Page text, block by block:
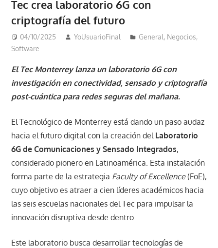
Tec crea laboratorio 6G con
criptografía del futuro
04/10/2025 YoUsuarioFinal General, Negocios,
Software
El Tec Monterrey lanza un laboratorio 6G con
investigación en conectividad, sensado y criptografía
post-cuántica para redes seguras del mañana.
El Tecnológico de Monterrey está dando un paso audaz
hacia el futuro digital con la creación del Laboratorio
6G de Comunicaciones y Sensado Integrados,
considerado pionero en Latinoamérica. Esta instalación
forma parte de la estrategia Faculty of Excellence(FoE),
cuyo objetivo es atraer a cien líderes académicos hacia
las seis escuelas nacionales del Tec para impulsar la
innovación disruptiva desde dentro.
Este laboratorio busca desarrollar tecnologías de